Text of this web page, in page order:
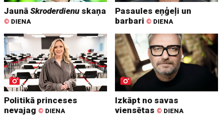
JaunāSkroderdienuskaņa
© DIENA
Pasaules eņģeļi un
barbari © DIENA
Politikā princeses
nevajag © DIENA
Izkāpt no savas
viensētas © DIENA